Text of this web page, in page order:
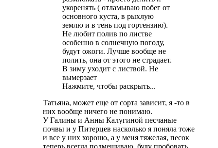
укоренять ( отламываю побег от
основного куста, в рыхлую
землю и в тень под гортензию).
Не любит полив по листве
особенно в солнечную погоду,
будут ожоги. Лучше вообще не
полить, она от этого не страдает.
В зиму уходит с листвой. Не
вымерзает
Нажмите, чтобы раскрыть...
Татьяна, может еще от сорта зависит, я -то в
них вообще ничего не понимаю.
У Галины и Анны Калугиной песчаные
почвы и у Питерцев насколько я поняла тоже
и все у них хорошо, а у меня тяжелая, песок
теперь всегда подмешиваю, буду пробовать,